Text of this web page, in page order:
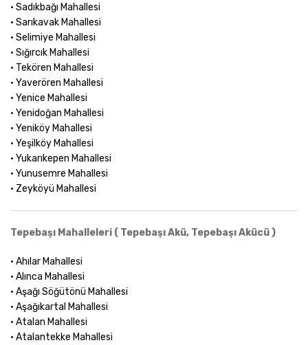
• Sadıkbağı Mahallesi
• Sarıkavak Mahallesi
• Selimiye Mahallesi
• Sığırcık Mahallesi
• Tekören Mahallesi
• Yaverören Mahallesi
• Yenice Mahallesi
• Yenidoğan Mahallesi
• Yeniköy Mahallesi
• Yeşilköy Mahallesi
• Yukarıkepen Mahallesi
• Yunusemre Mahallesi
• Zeyköyü Mahallesi
Tepebaşı Mahalleleri ( Tepebaşı Akü, Tepebaşı Akücü )
• Ahılar Mahallesi
• Alınca Mahallesi
• Aşağı Söğütönü Mahallesi
• Aşağıkartal Mahallesi
• Atalan Mahallesi
• Atalantekke Mahallesi